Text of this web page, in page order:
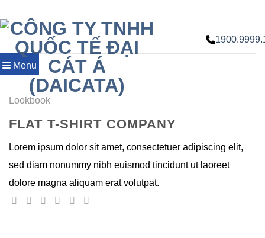
đến
nội
dung
Menu
Lookbook
FLAT T-SHIRT COMPANY
Lorem ipsum dolor sit amet, consectetuer adipiscing elit,
sed diam nonummy nibh euismod tincidunt ut laoreet
dolore magna aliquam erat volutpat.